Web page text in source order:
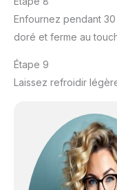
Enfournez pendant
doré et ferme au
Étape 9
Laissez refroidir